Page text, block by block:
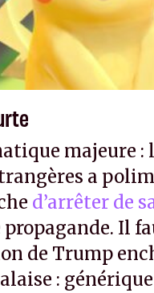
majeure :
a
d’arrêter de
propagande. Il
de Trump
: